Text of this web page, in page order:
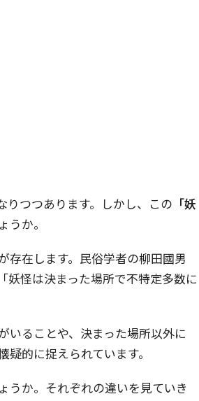
りつつあります。しかし、この 「妖
か。
存在します。民俗学者の柳田國男
妖怪は決まった場所で不特定多数に
いることや、決まった場所以外に
的に捉えられています。
うか。それぞれの違いを見ていき